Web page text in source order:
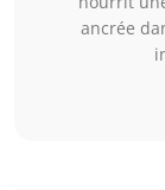
ancrée